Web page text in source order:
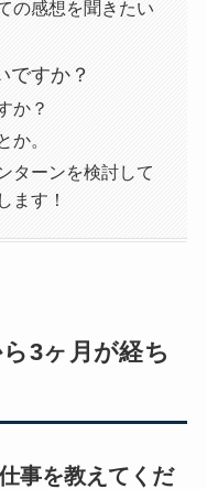
の感想を聞きたい
ですか？
か？
か。
ターンを検討して
ます！
3ヶ月が経ち
事を教えてくだ